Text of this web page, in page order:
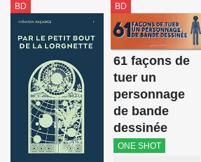
BD BD
61 façons de
tuer un
personnage
de bande
dessinée
ONE SHOT